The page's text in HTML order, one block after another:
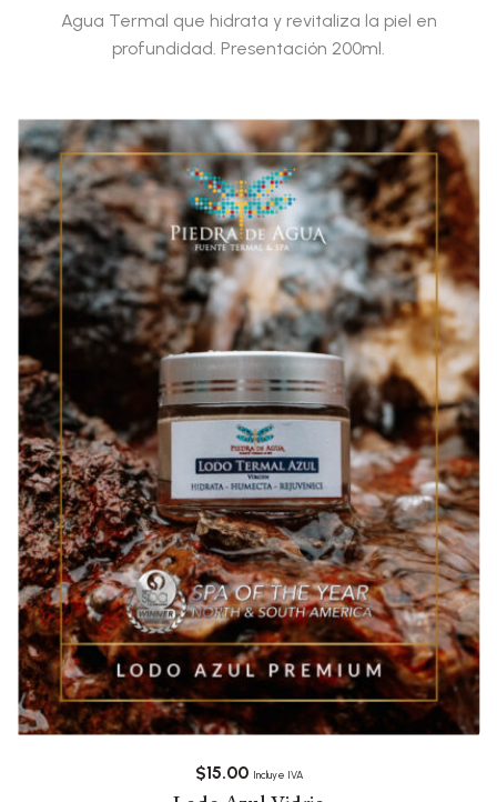
Agua Termal que hidrata y revitaliza la piel en
profundidad. Presentación 200ml.
$15.00 Incluye IVA